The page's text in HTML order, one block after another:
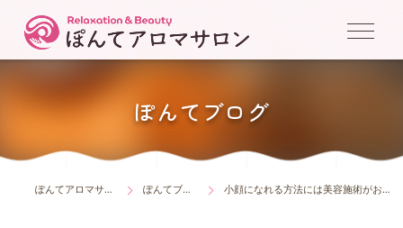
ぽんてブログ
ぽんてアロマサロン ぽんてブログ 小顔になれる方法には美容施術がおすすめ